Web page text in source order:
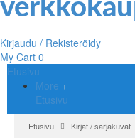
Kirjaudu / Rekisteröidy
My Cart 0
Etusivu
More
Etusivu
Etusivu Kirjat / sarjakuvat